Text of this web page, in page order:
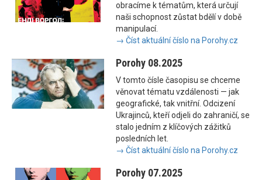
obracíme k tématům, která určují
naši schopnost zůstat bdělí v době
manipulací.
→ Číst aktuální číslo na Porohy.cz
Porohy 08.2025
V tomto čísle časopisu se chceme
věnovat tématu vzdálenosti — jak
geografické, tak vnitřní. Odcizení
Ukrajinců, kteří odjeli do zahraničí, se
stalo jedním z klíčových zážitků
posledních let.
→ Číst aktuální číslo na Porohy.cz
Porohy 07.2025